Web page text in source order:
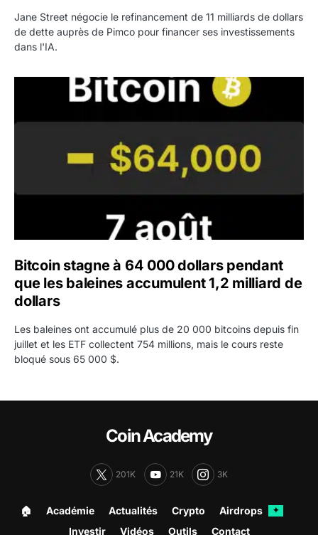
Jane Street négocie le refinancement de 11 milliards de dollars
de dette auprès de Pimco pour financer ses investissements
dans l'IA.
Bitcoin stagne à 64 000 dollars pendant que les
Bitcoin stagne à 64 000 dollars pendant
que les baleines accumulent 1,2 milliard de
dollars
Les baleines ont accumulé plus de 20 000 bitcoins depuis fin
juillet et les ETF collectent 754 millions, mais le cours reste
bloqué sous 65 000 $.
Coin Academy
201K 21K 3K
🏠︎ Académie Actualités Crypto Airdrops ✦
Investir Vidéos Outils Contact